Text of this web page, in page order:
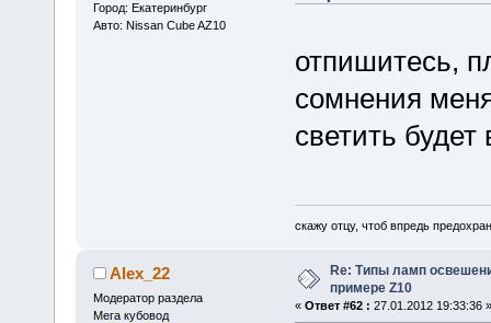
Город: Екатеринбург
Авто: Nissan Cube AZ10
отпишитесь,
сомнения
светить
скажу отцу, чтоб впредь
Alex_22
Модератор раздела
Мега кубовод
Re: Типы ламп
примере Z10
« Ответ #62 : 27.01.2012 19:33:36 »